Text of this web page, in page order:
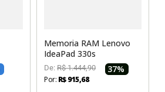
Memoria RAM Lenovo
IdeaPad 330s
De: R$ 1.444,90 37%
Por: R$915,68